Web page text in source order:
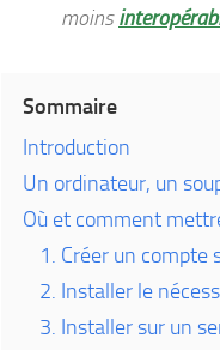
moins
Sommaire
Introduction
Un ordinateur, un
Où et comment
1. Créer un compte
2. Installer le
3. Installer sur un